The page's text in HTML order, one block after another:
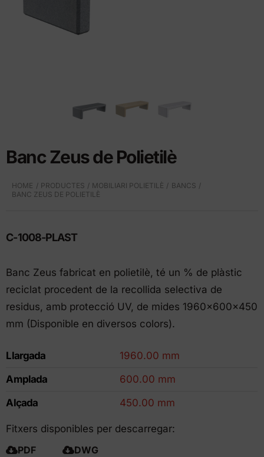
Banc Zeus de Polietilè
HOME PRODUCTES MOBILIARI POLIETILÈ
BANCS
BANC ZEUS DE POLIETILÈ
C-1008-PLAST
Banc Zeus fabricat en polietilè, té un % de plàstic
reciclat procedent de la recollida selectiva de
residus, amb protecció UV, de mides 1960x600x450
mm (Disponible en diversos colors).
Llargada
1960.00 mm
Amplada
600.00 mm
Alçada
450.00 mm
Fitxers disponibles per descarregar:
PDF
DWG